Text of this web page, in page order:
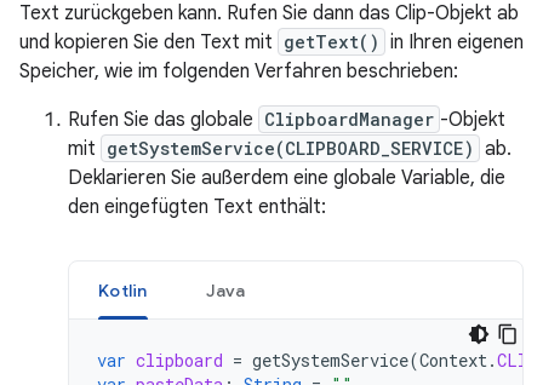
Text zurückgeben kann. Rufen Sie dann das Clip-Objekt ab
und kopieren Sie den Text mit getText() in Ihren eigenen
Speicher, wie im folgenden Verfahren beschrieben:
Rufen Sie das globale ClipboardManager -Objekt
mit getSystemService(CLIPBOARD_SERVICE) ab.
Deklarieren Sie außerdem eine globale Variable, die
den eingefügten Text enthält:
Kotlin Java
var clipboard = getSystemService(Context.